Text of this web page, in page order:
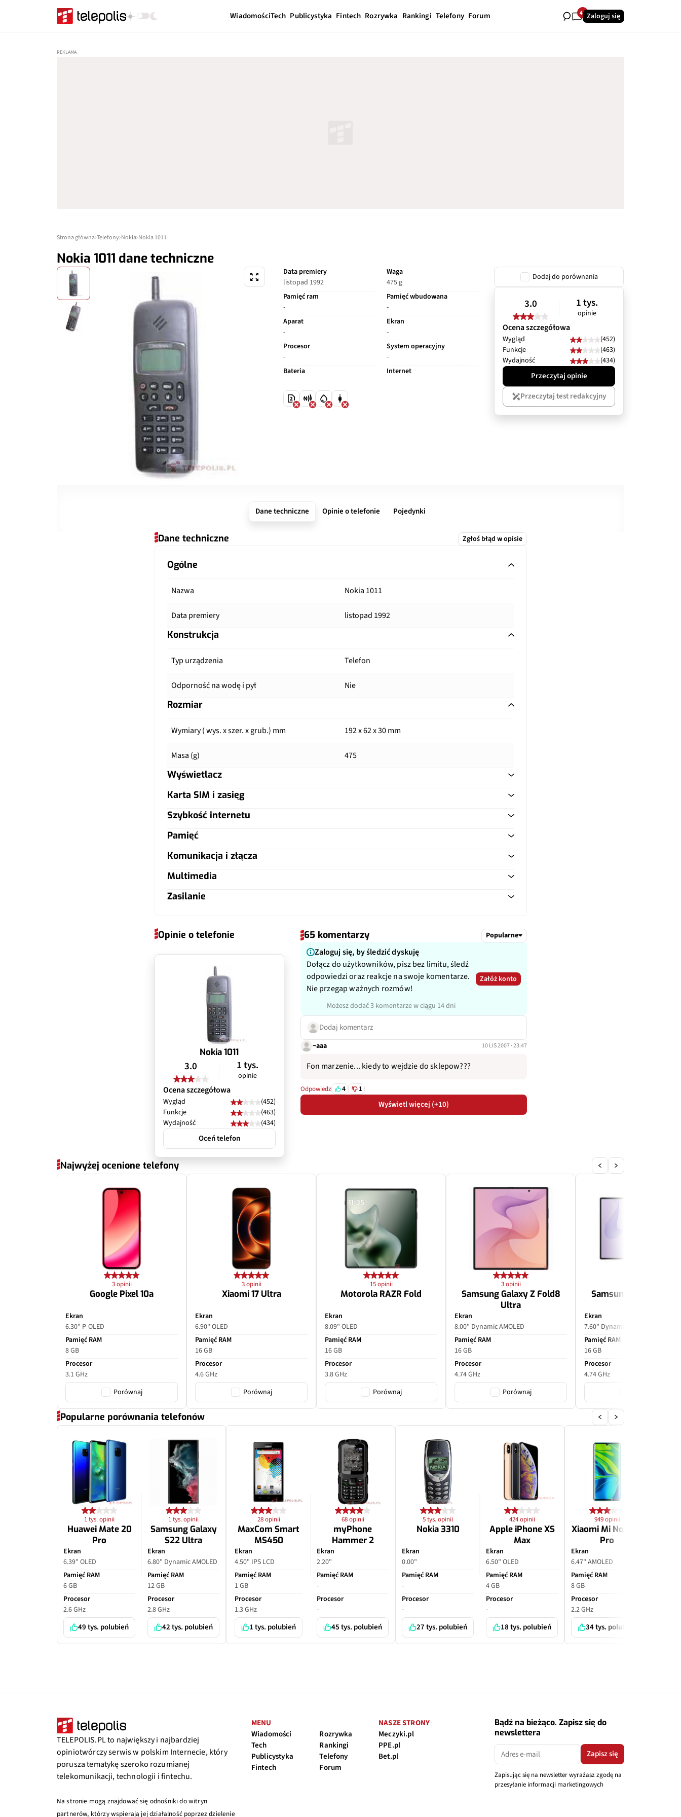
WiadomościTech Publicystyka Fintech Rozrywka Rankingi Telefony Forum 41Zaloguj się
Strona główna Telefony Nokia Nokia 1011
Nokia 1011 dane techniczne
Data premiery
listopad 1992
Pamięć ram
-
Aparat
-
Procesor
-
Bateria
-
Waga
475 g
Pamięć wbudowana
-
Ekran
-
System operacyjny
-
Internet
-
Dodaj do porównania
3.0 1 tys.
opinie
Ocena szczegółowa
Wygląd
(452)
Funkcje
(463)
Wydajność
(434)
Przeczytaj opinie
Przeczytaj test redakcyjny
Dane techniczne Opinie o telefonie Pojedynki
Dane techniczne Zgłoś błąd w opisie
Ogólne
Nazwa Nokia 1011
Data premiery listopad 1992
Konstrukcja
Typ urządzenia Telefon
Odporność na wodę i pył Nie
Rozmiar
Wymiary ( wys. x szer. x grub.) mm 192 x 62 x 30 mm
Masa (g) 475
Wyświetlacz
Typ ekranu
Rozdzielczość (piksele)
Zagęszczenie (ppi)
Wypełnienie frontu ekranem
Nie
Karta SIM i zasięg
Typ karty SIM
LTE (MHz)
Szybkość internetu
LTE
Pamięć
Karta pamięci
Komunikacja i złącza
Czytnik linii papilarnych
Wi-Fi Dual Band (2,4 Ghz/5Ghz) Nie
Bluetooth Nie
Multimedia
Radio FM
Odtwarzacz wideo Nie
Zasilanie
Wymienny akumulator Tak
Szybkie ładowanie Nie
Bezprzewodowe ładowanie Nie
Opinie o telefonie
Nokia 1011
3.0 1 tys.
opinie
Ocena szczegółowa
Wygląd
(452)
Funkcje
(463)
Wydajność
(434)
Oceń telefon
65 komentarzy Popularne
Zaloguj się, by śledzić dyskuję
Dołącz do użytkowników, pisz bez limitu, śledź
odpowiedzi oraz reakcje na swoje komentarze.
Nie przegap ważnych rozmów!
Możesz dodać 3 komentarze w ciągu 14 dni
Załóż konto
Dodaj komentarz
~aaa 10 LIS 2007 · 23:47
Fon marzenie... kiedy to wejdzie do sklepow???
Odpowiedz 4 1
Wyświetl więcej (+10)
Najwyżej ocenione telefony
3 opinii
Google Pixel 10a
Ekran
6.30" P-OLED
Pamięć RAM
8 GB
Procesor
3.1 GHz
Porównaj
3 opinii
Xiaomi 17 Ultra
Ekran
6.90" OLED
Pamięć RAM
16 GB
Procesor
4.6 GHz
Porównaj
15 opinii
Motorola RAZR Fold
Ekran
8.09" OLED
Pamięć RAM
16 GB
Procesor
3.8 GHz
Porównaj
3 opinii
Samsung Galaxy Z Fold8
Ultra
Ekran
8.00" Dynamic AMOLED
Pamięć RAM
16 GB
Procesor
4.74 GHz
Porównaj
Samsung Galaxy Z
Ekran
7.60" Dynamic AMOLED
Pamięć RAM
16 GB
Procesor
4.74 GHz
Popularne porównania telefonów
1 tys. opinii
Huawei Mate 20
Pro
Ekran
6.39" OLED
Pamięć RAM
6 GB
Procesor
2.6 GHz
49 tys. polubień
1 tys. opinii
Samsung Galaxy
S22 Ultra
Ekran
6.80" Dynamic AMOLED
Pamięć RAM
12 GB
Procesor
2.8 GHz
42 tys. polubień
28 opinii
MaxCom Smart
MS450
Ekran
4.50" IPS LCD
Pamięć RAM
1 GB
Procesor
1.3 GHz
1 tys. polubień
68 opinii
myPhone
Hammer 2
Ekran
2.20"
Pamięć RAM
-
Procesor
-
45 tys. polubień
5 tys. opinii
Nokia 3310
Ekran
0.00"
Pamięć RAM
-
Procesor
-
27 tys. polubień
424 opinii
Apple iPhone XS
Max
Ekran
6.50" OLED
Pamięć RAM
4 GB
Procesor
-
18 tys. polubień
949 opinii
Xiaomi Mi Note 10
Pro
Ekran
6.47" AMOLED
Pamięć RAM
8 GB
Procesor
2.2 GHz
34 tys. polubień
TELEPOLIS.PL to największy i najbardziej
opiniotwórczy serwis w polskim Internecie, który
porusza tematykę szeroko rozumianej
telekomunikacji, technologii i fintechu.
Na stronie mogą znajdować się odnośniki do witryn
partnerów, którzy wspierają jej działalność poprzez dzielenie
MENU
Wiadomości
Tech
Publicystyka
Fintech
Rozrywka
Rankingi
Telefony
Forum
NASZE STRONY
Meczyki.pl
PPE.pl
Bet.pl
Bądź na bieżąco. Zapisz się do
newslettera
Zapisz się
Zapisując się na newsletter wyrażasz zgodę na
przesyłanie informacji marketingowych